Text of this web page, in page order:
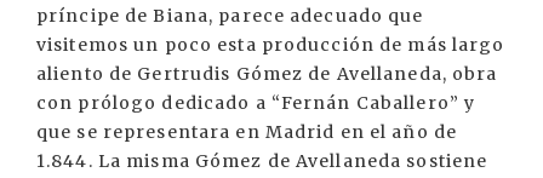
príncipe de Biana, parece adecuado que
visitemos un poco esta producción de más largo
aliento de Gertrudis Gómez de Avellaneda, obra
con prólogo dedicado a “Fernán Caballero” y
que se representara en Madrid en el año de
1.844. La misma Gómez de Avellaneda sostiene